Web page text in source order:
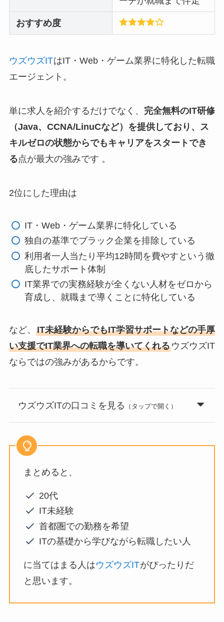
おすすめ度
ウズウズITはIT・Web・ゲーム業界に特化した転職
エージェント。
単に求人を紹介するだけでなく、 完全無料のIT研修
（Java、CCNA/LinuCなど）を提供しており、ス
キルゼロの状態からでもキャリアをスタートでき
る点が最大の強みです 。
2位にした理由は
IT・Web・ゲーム業界に特化している
独自の基準でブラック企業を排除している
利用者一人当たり平均12時間を費やすという徹
底したサポート体制
IT業界での実務経験が全くない人材をゼロから
育成し、就職まで導くことに特化している
など、 IT未経験からでもIT学習サポートなどの手厚
い支援でIT業界への転職を導いてくれるウズウズIT
ならではの強みがあるからです。
ウズウズITの口コミを見る （タップで開く）
まとめると、
20代
IT未経験
首都圏での勤務を希望
ITの基礎から学びながら転職したい人
に当てはまる人はウズウズITがぴったりだ
と思います。